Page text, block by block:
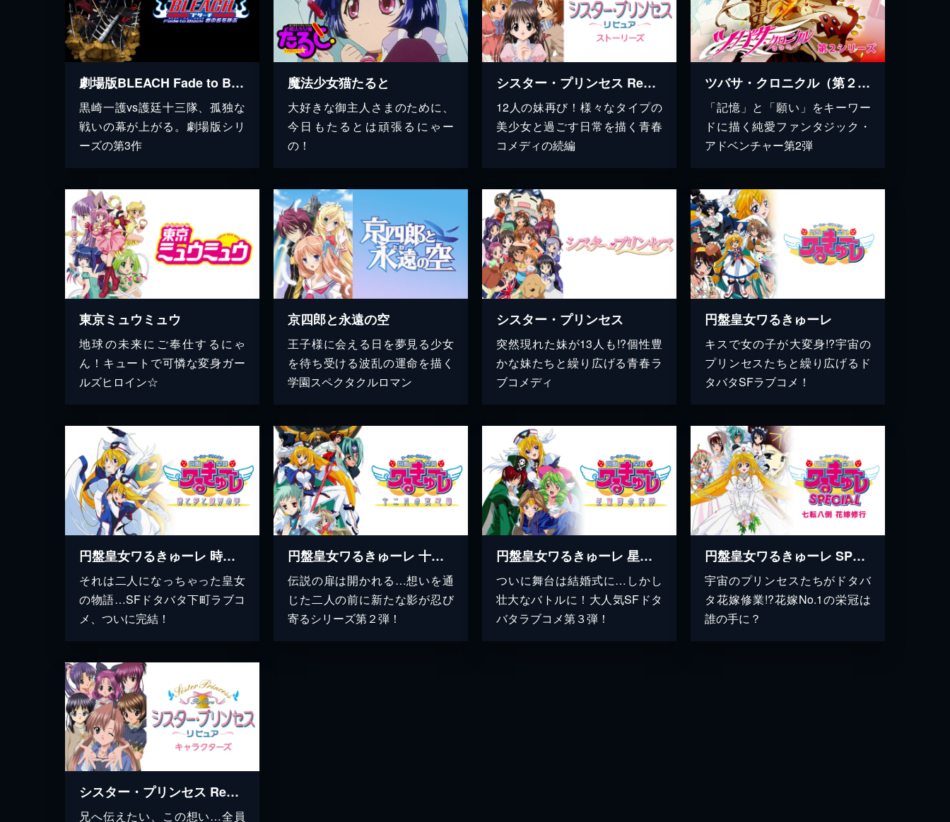
劇場版BLEACH Fade to Black 君の名を呼ぶ
黒崎一護vs護廷十三隊、孤独な
戦いの幕が上がる。劇場版シリ
ーズの第3作
魔法少女猫たると
大好きな御主人さまのために、
今日もたるとは頑張るにゃー
の！
シスター・プリンセス RePure ストーリーズ
12人の妹再び！様々なタイプの
美少女と過ごす日常を描く青春
コメディの続編
ツバサ・クロニクル（第２シリーズ）
「記憶」と「願い」をキーワー
ドに描く純愛ファンタジック・
アドベンチャー第2弾
東京ミュウミュウ
地球の未来にご奉仕するにゃ
ん！キュートで可憐な変身ガー
ルズヒロイン☆
京四郎と永遠の空
王子様に会える日を夢見る少女
を待ち受ける波乱の運命を描く
学園スペクタクルロマン
シスター・プリンセス
突然現れた妹が13人も!?個性豊
かな妹たちと繰り広げる青春ラ
ブコメディ
円盤皇女ワるきゅーレ
キスで女の子が大変身!?宇宙の
プリンセスたちと繰り広げるド
タバタSFラブコメ！
円盤皇女ワるきゅーレ 時と夢と銀河の宴
それは二人になっちゃった皇女
の物語…SFドタバタ下町ラブコ
メ、ついに完結！
円盤皇女ワるきゅーレ 十二月の夜想曲
伝説の扉は開かれる…想いを通
じた二人の前に新たな影が忍び
寄るシリーズ第２弾！
円盤皇女ワるきゅーレ 星霊節の花嫁
ついに舞台は結婚式に…しかし
壮大なバトルに！大人気SFドタ
バタラブコメ第３弾！
円盤皇女ワるきゅーレ SPECIAL「七転八倒 花嫁修行」
宇宙のプリンセスたちがドタバ
タ花嫁修業!?花嫁No.1の栄冠は
誰の手に？
シスター・プリンセス RePure キャラクターズ
兄へ伝えたい、この想い…全員